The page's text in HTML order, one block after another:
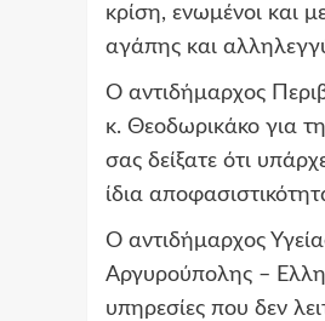
κρίση, ενωμένοι και
αγάπης και
Ο αντιδήμαρχος
κ. Θεοδωρικάκο για
σας δείξατε ότι
ίδια
Ο αντιδήμαρχος
Αργυρούπολης –
υπηρεσίες που δεν